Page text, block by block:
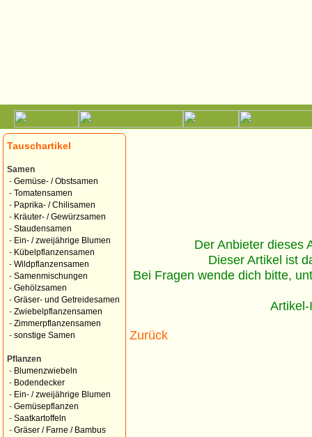
Tauschartikel
Samen
- Gemüse- / Obstsamen
- Tomatensamen
- Paprika- / Chilisamen
- Kräuter- / Gewürzsamen
- Staudensamen
- Ein- / zweijährige Blumen
- Kübelpflanzensamen
- Wildpflanzensamen
- Samenmischungen
- Gehölzsamen
- Gräser- und Getreidesamen
- Zwiebelpflanzensamen
- Zimmerpflanzensamen
- sonstige Samen
Pflanzen
- Blumenzwiebeln
- Bodendecker
- Ein- / zweijährige Blumen
- Gemüsepflanzen
- Saatkartoffeln
- Gräser / Farne / Bambus
Der Anbieter dieses
Dieser Artikel ist
Bei Fragen wende dich bitte,
Zurück